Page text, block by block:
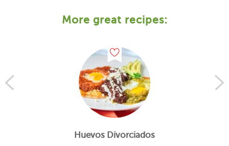
More great recipes:
Huevos Divorciados